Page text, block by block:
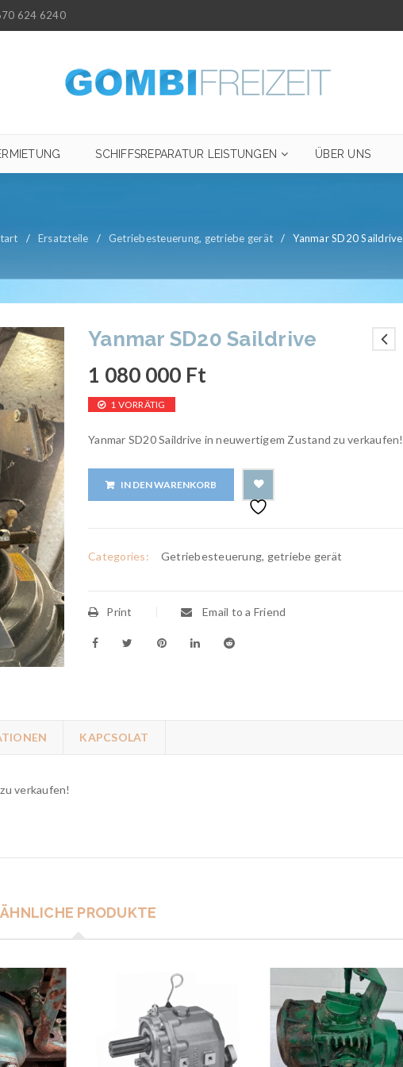
624 6240
SCHIFFSREPARATUR LEISTUNGEN ÜBER UNS
/ Ersatzteile / Getriebesteuerung, getriebe gerät / Yanmar SD20 Saildrive
Yanmar SD20 Saildrive
1 080 000 Ft
1 VORRÄTIG
Yanmar SD20 Saildrive in neuwertigem Zustand zu verkaufen!
IN DEN WARENKORB
Categories: Getriebesteuerung, getriebe gerät
Print Email to a Friend
KAPCSOLAT
verkaufen!
ÄHNLICHE PRODUKTE